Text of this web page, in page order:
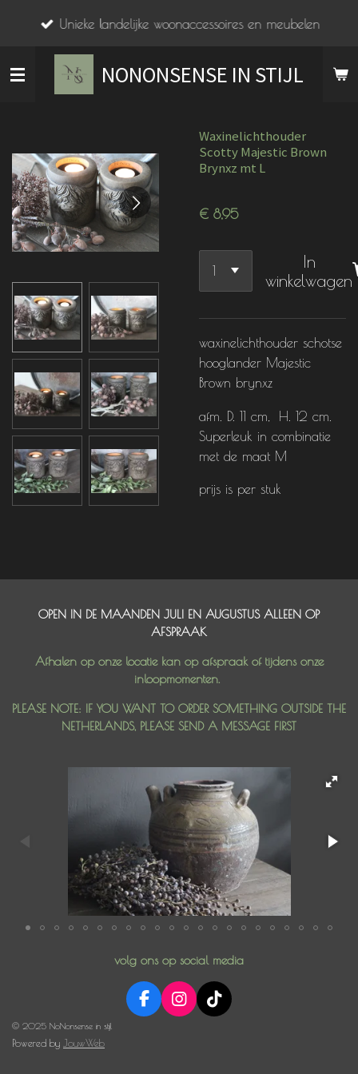
de
hoofdinhoud
NONONSENSE IN STIJL
Unieke landelijke woonaccessoires en meubelen
Waxinelichthouder
Scotty Majestic Brown
Brynxz mt L
€ 8,95
In
winkelwagen
waxinelichthouder schotse
hooglander Majestic
Brown brynxz
afm. D. 11 cm, H. 12 cm.
Superleuk in combinatie
met de maat M
prijs is per stuk
OPEN IN DE MAANDEN JULI EN AUGUSTUS ALLEEN OP
AFSPRAAK
Afhalen op onze locatie kan op afspraak of tijdens onze
inloopmomenten.
PLEASE NOTE: IF YOU WANT TO ORDER SOMETHING OUTSIDE THE
NETHERLANDS, PLEASE SEND A MESSAGE FIRST
volg ons op social media
F
a
I
n
T
i
© 2025 NoNonsense in stijl
Powered by JouwWeb